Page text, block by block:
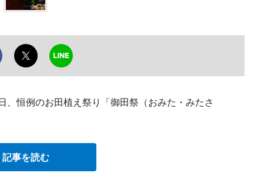
恒例のお田植え祭り「御田祭（おみた・みたさ
記事を読む